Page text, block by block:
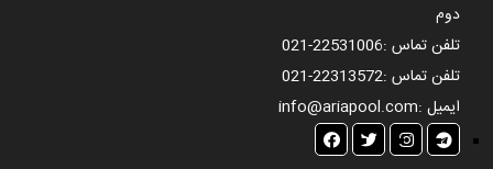
دوم
تلفن تماس :021-22531006
تلفن تماس :021-22313572
ایمیل :info@ariapool.com